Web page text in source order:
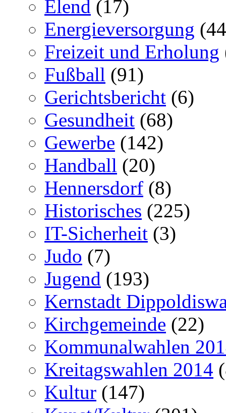
Elend (17)
Energieversorgung
Freizeit und Erholung
Fußball (91)
Gerichtsbericht (6)
Gesundheit (68)
Gewerbe (142)
Handball (20)
Hennersdorf (8)
Historisches (225)
IT-Sicherheit (3)
Judo (7)
Jugend (193)
Kernstadt
Kirchgemeinde (22)
Kommunalwahlen
Kreitagswahlen 2014
Kultur (147)